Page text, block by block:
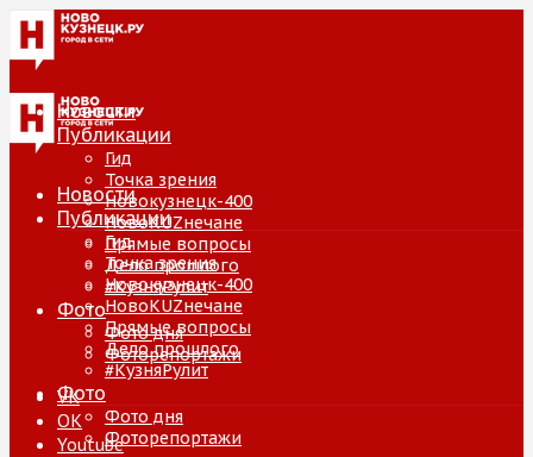
Новости
Публикации
Гид
Точка зрения
Новокузнецк-400
НовоKUZнечане
Прямые вопросы
Дело прошлого
#КузняРулит
Фото
Фото дня
Фоторепортажи
VK
ОК
Youtube
Новости
Публикации
Гид
Точка зрения
Новокузнецк-400
НовоKUZнечане
Прямые вопросы
Дело прошлого
#КузняРулит
Фото
Фото дня
Фоторепортажи